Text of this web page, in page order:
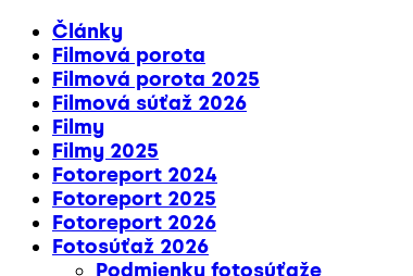
Články
Filmová porota
Filmová porota 2025
Filmová súťaž 2026
Filmy
Filmy 2025
Fotoreport 2024
Fotoreport 2025
Fotoreport 2026
Fotosúťaž 2026
Podmienky fotosúťaže